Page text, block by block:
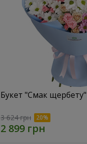
Букет "Смак щербету"
3 624 грн